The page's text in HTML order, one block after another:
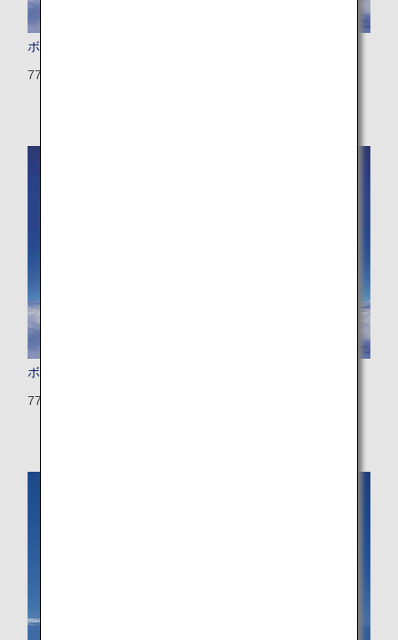
ボーイング777-200（トリプルセブン）
772：405席（21席）
ボーイング777-200（トリプルセブン）
772：392席（28席）